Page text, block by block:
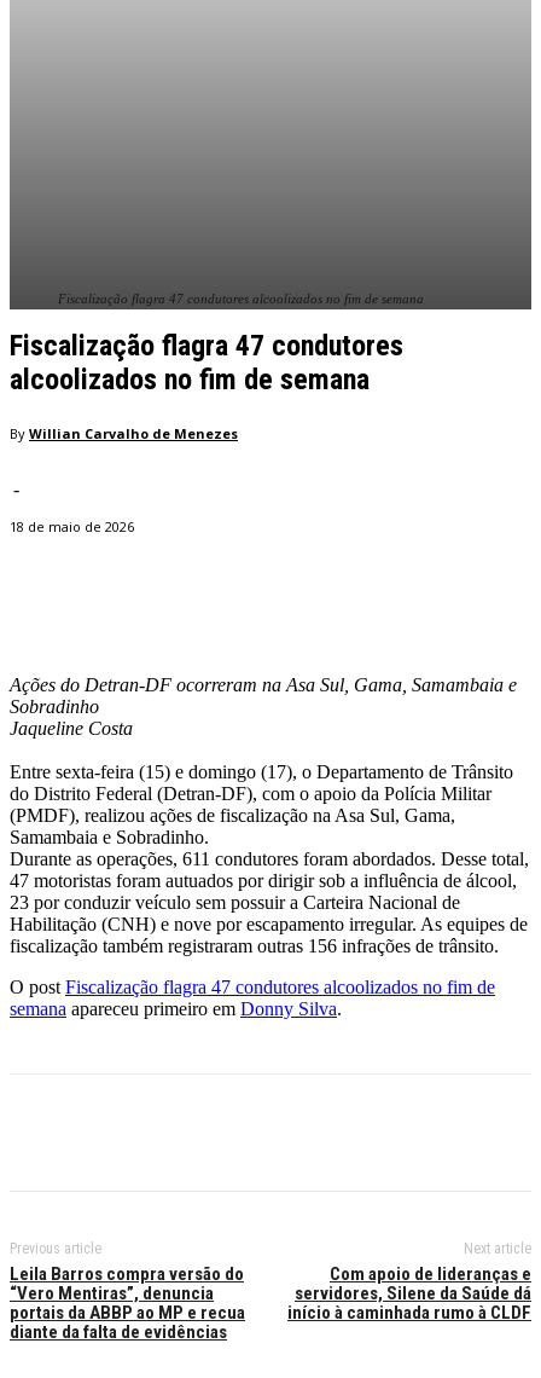
Fiscalização flagra 47 condutores alcoolizados no fim de semana
Fiscalização flagra 47 condutores
alcoolizados no fim de semana
By Willian Carvalho de Menezes
-
18 de maio de 2026
Ações do Detran-DF ocorreram na Asa Sul, Gama, Samambaia e
Sobradinho
Jaqueline Costa
Entre sexta-feira (15) e domingo (17), o Departamento de Trânsito
do Distrito Federal (Detran-DF), com o apoio da Polícia Militar
(PMDF), realizou ações de fiscalização na Asa Sul, Gama,
Samambaia e Sobradinho.
Durante as operações, 611 condutores foram abordados. Desse total,
47 motoristas foram autuados por dirigir sob a influência de álcool,
23 por conduzir veículo sem possuir a Carteira Nacional de
Habilitação (CNH) e nove por escapamento irregular. As equipes de
fiscalização também registraram outras 156 infrações de trânsito.
O post Fiscalização flagra 47 condutores alcoolizados no fim de
semana apareceu primeiro em Donny Silva.
Previous article
Leila Barros compra versão do
“Vero Mentiras”, denuncia
portais da ABBP ao MP e recua
diante da falta de evidências
Next article
Com apoio de lideranças e
servidores, Silene da Saúde dá
início à caminhada rumo à CLDF